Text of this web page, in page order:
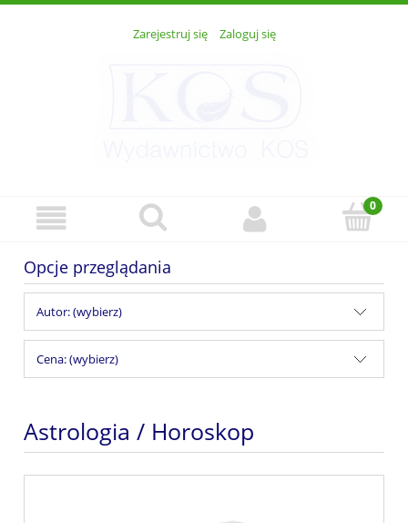
Zarejestruj się Zaloguj się
Opcje przeglądania
Autor: (wybierz)
Cena: (wybierz)
Astrologia / Horoskop